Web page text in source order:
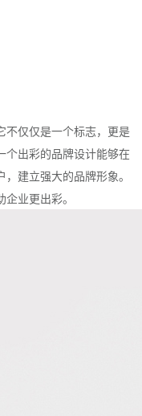
不仅仅是一个标志，更是
个出彩的品牌设计能够在
建立强大的品牌形象。
业更出彩。